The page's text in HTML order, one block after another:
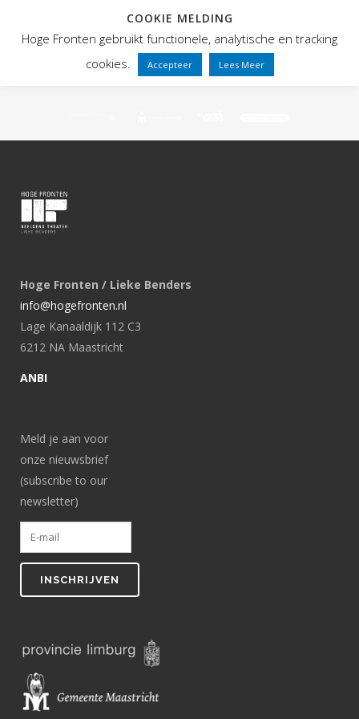
Hoge Fronten / Lieke Benders
info@hogefronten.nl
Lage Kanaaldijk 112 C3
6212 NA Maastricht
ANBI
Meld je aan voor
onze nieuwsbrief
(subscribe to our
newsletter)
COOKIE MELDING
Hoge Fronten gebruikt functionele, analytische en tracking
cookies.
Accepteer Lees Meer